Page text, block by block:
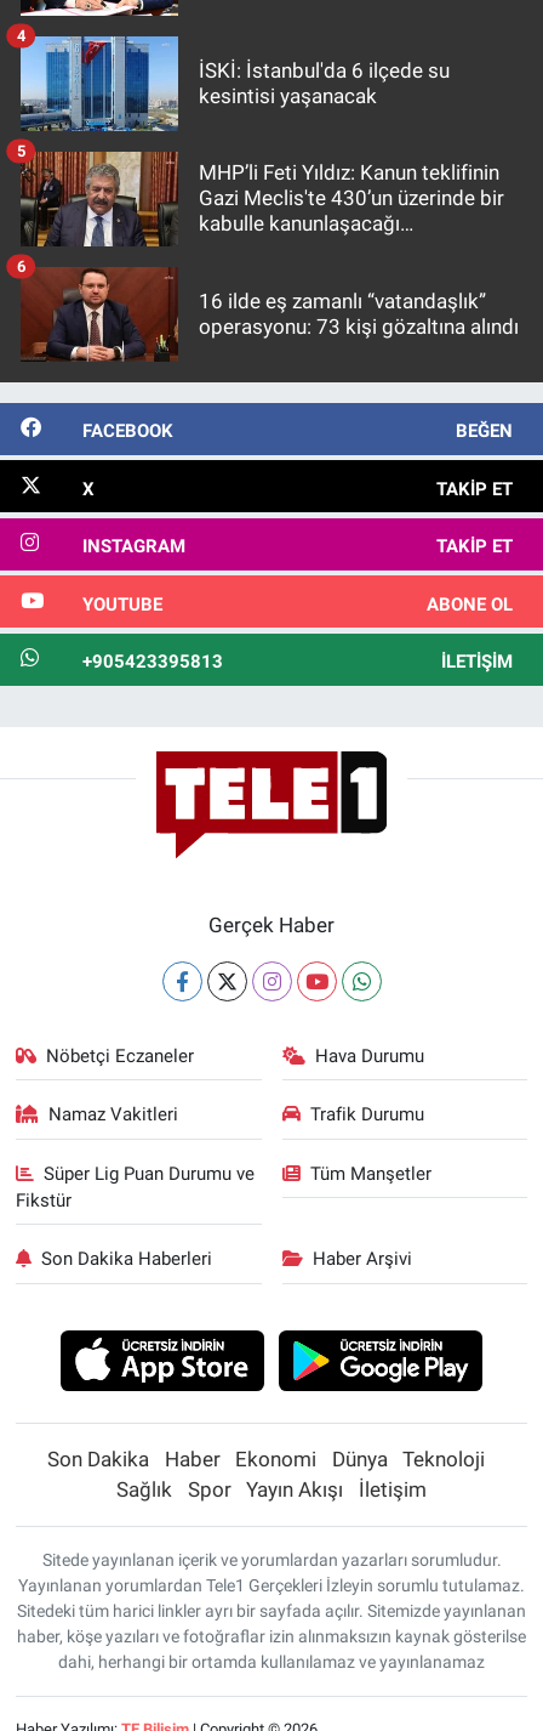
İSKİ: İstanbul'da 6 ilçede su
kesintisi yaşanacak
4
MHP’li Feti Yıldız: Kanun teklifinin
Gazi Meclis'te 430’un üzerinde bir
kabulle kanunlaşacağı
5
16 ilde eş zamanlı “vatandaşlık”
operasyonu: 73 kişi gözaltına alındı
6
FACEBOOK BEĞEN
X TAKIP ET
INSTAGRAM TAKIP ET
YOUTUBE ABONE OL
+905423395813 İLETIŞIM
Gerçek Haber
Nöbetçi Eczaneler Hava Durumu
Namaz Vakitleri Trafik Durumu
Süper Lig Puan Durumu ve
Fikstür
Tüm Manşetler
Son Dakika Haberleri Haber Arşivi
Son Dakika Haber Ekonomi Dünya
Teknoloji
Sağlık
Spor Yayın Akışı İletişim
Sitede yayınlanan içerik ve yorumlardan yazarları sorumludur.
Yayınlanan yorumlardan Tele1 Gerçekleri İzleyin sorumlu tutulamaz.
Sitedeki tüm harici linkler ayrı bir sayfada açılır. Sitemizde yayınlanan
haber, köşe yazıları ve fotoğraflar izin alınmaksızın kaynak gösterilse
dahi, herhangi bir ortamda kullanılamaz ve yayınlanamaz